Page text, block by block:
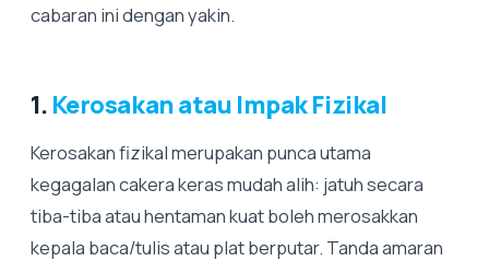
cabaran ini dengan yakin.
1. Kerosakan atau Impak Fizikal
Kerosakan fizikal merupakan punca utama
kegagalan cakera keras mudah alih: jatuh secara
tiba-tiba atau hentaman kuat boleh merosakkan
kepala baca/tulis atau plat berputar. Tanda amaran